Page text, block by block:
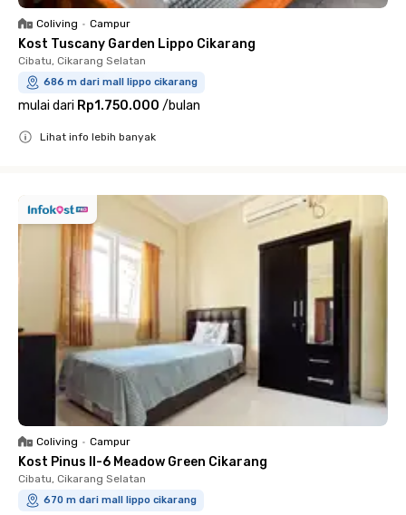
Coliving • Campur
Kost Tuscany Garden Lippo Cikarang
Cibatu, Cikarang Selatan
686 m dari mall lippo cikarang
mulai dari Rp1.750.000 /bulan
Lihat info lebih banyak
Coliving • Campur
Kost Pinus II-6 Meadow Green Cikarang
Cibatu, Cikarang Selatan
670 m dari mall lippo cikarang